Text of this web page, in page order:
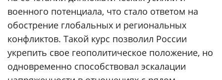
военного потенциала, что стало ответом на
обострение глобальных и региональных
конфликтов. Такой курс позволил России
укрепить свое геополитическое положение, но
одновременно способствовал эскалации